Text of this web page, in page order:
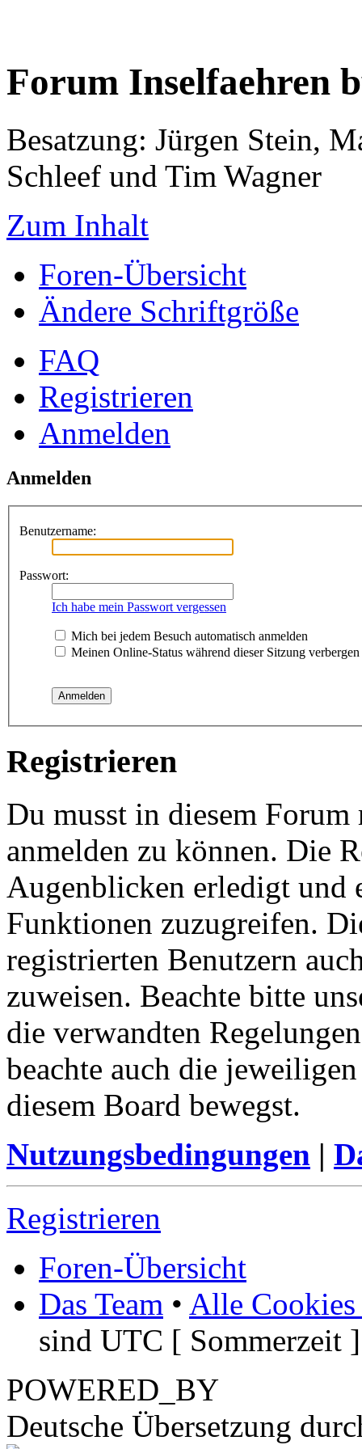
Forum Inselfaehren
Besatzung: Jürgen Stein,
Schleef und Tim Wagner
Zum Inhalt
Foren-Übersicht
Ändere Schriftgröße
FAQ
Registrieren
Anmelden
Anmelden
Benutzername:
Passwort:
Ich habe mein Passwort vergessen
Mich bei jedem Besuch automatisch anmelden
Meinen Online-Status während dieser Sitzung verbergen
Registrieren
Du musst in diesem
anmelden zu können. Die
Augenblicken erledigt und
Funktionen zuzugreifen.
registrierten Benutzern
zuweisen. Beachte bitte
die verwandten
beachte auch die
diesem Board bewegst.
Nutzungsbedingungen |
Registrieren
Foren-Übersicht
Das Team • Alle Cookies
sind UTC [ Sommerzeit ]
POWERED_BY
Deutsche Übersetzung